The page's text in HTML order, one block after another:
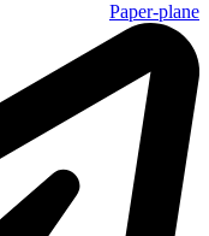
Paper-plane